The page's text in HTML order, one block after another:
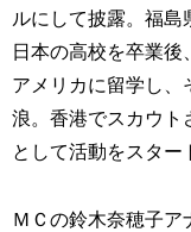
ルにして披露。福島
日本の高校を卒業後
アメリカに留学し、
浪。香港でスカウト
として活動をスター
ＭＣの鈴木奈穂子ア